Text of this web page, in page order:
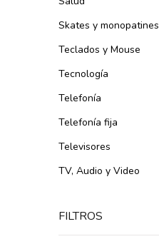
Skates y monopatines
Teclados y Mouse
Tecnología
Telefonía
Telefonía fija
Televisores
TV, Audio y Video
FILTROS